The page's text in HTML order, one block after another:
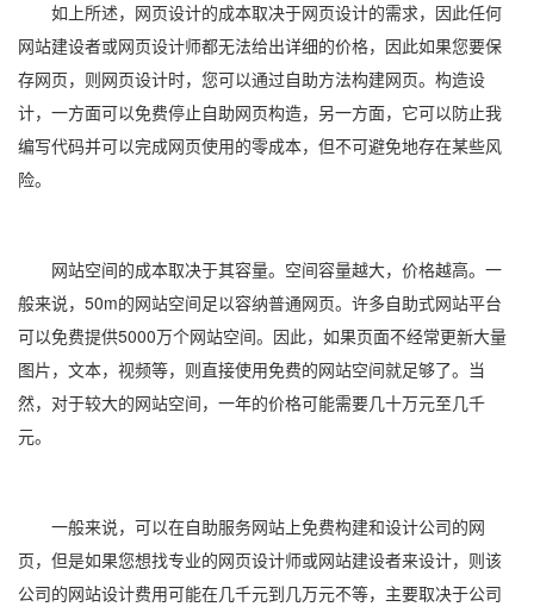
如上所述，网页设计的成本取决于网页设计的需求，因此任何
网站建设者或网页设计师都无法给出详细的价格，因此如果您要保
存网页，则网页设计时，您可以通过自助方法构建网页。构造设
计，一方面可以免费停止自助网页构造，另一方面，它可以防止我
编写代码并可以完成网页使用的零成本，但不可避免地存在某些风
险。
网站空间的成本取决于其容量。空间容量越大，价格越高。一
般来说，50m的网站空间足以容纳普通网页。许多自助式网站平台
可以免费提供5000万个网站空间。因此，如果页面不经常更新大量
图片，文本，视频等，则直接使用免费的网站空间就足够了。当
然，对于较大的网站空间，一年的价格可能需要几十万元至几千
元。
一般来说，可以在自助服务网站上免费构建和设计公司的网
页，但是如果您想找专业的网页设计师或网站建设者来设计，则该
公司的网站设计费用可能在几千元到几万元不等，主要取决于公司